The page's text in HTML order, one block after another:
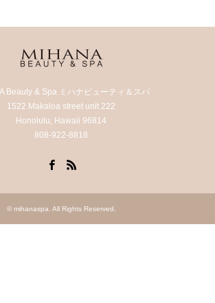
Beauty & Spa ミハナビューティ＆スパ
1522 Makaloa street unit 222
Honolulu, Hawaii 96814
808-922-8818
© mihanaspa . All Rights Reserved.